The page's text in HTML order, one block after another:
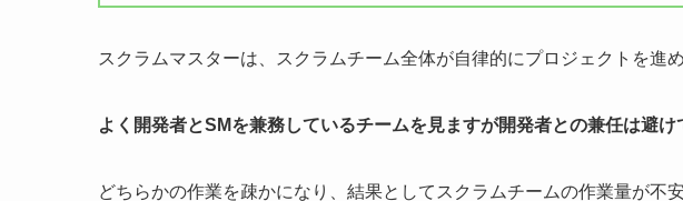
スクラムマスターは、スクラムチーム全体が自律的にプロジェクトを進
よく開発者とSMを兼務しているチームを見ますが開発者との兼任は避け
どちらかの作業を疎かになり、結果としてスクラムチームの作業量が不